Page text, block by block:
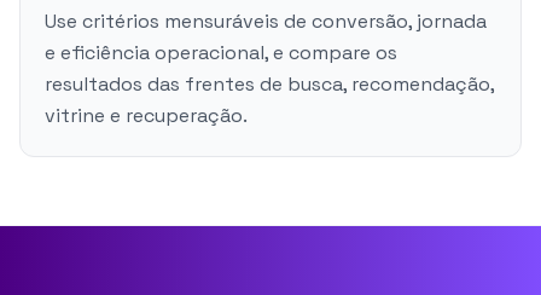
Use critérios mensuráveis de conversão, jornada
e eficiência operacional, e compare os
resultados das frentes de busca, recomendação,
vitrine e recuperação.